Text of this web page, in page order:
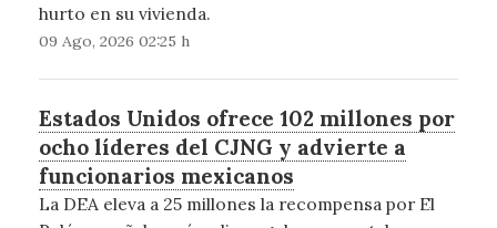
hurto en su vivienda.
09 Ago, 2026 02:25 h
Estados Unidos ofrece 102 millones por
ocho líderes del CJNG y advierte a
funcionarios mexicanos
La DEA eleva a 25 millones la recompensa por El